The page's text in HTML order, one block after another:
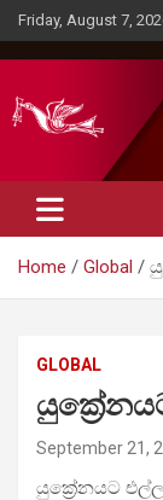
Skip
to
content
Friday, August 7,
Home Global
GLOBAL
September 21,
යුක්‍රේනයට